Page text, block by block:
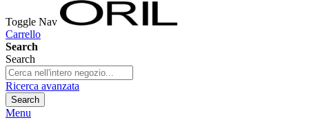
Toggle Nav
Carrello
Search
Search
Ricerca avanzata
Search
Menu